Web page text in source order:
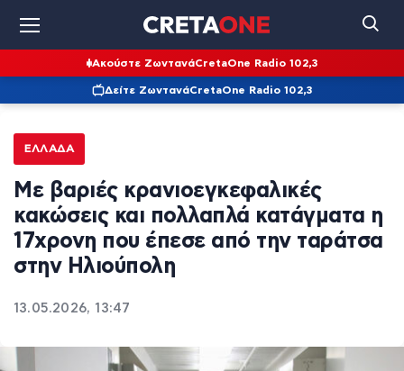
Ακούστε ΖωντανάCretaOne Radio 102,3
Δείτε ΖωντανάCretaOne Radio 102,3
ΕΛΛΆΔΑ
Με βαριές κρανιοεγκεφαλικές
κακώσεις και πολλαπλά κατάγματα η
17χρονη που έπεσε από την ταράτσα
στην Ηλιούπολη
13.05.2026, 13:47